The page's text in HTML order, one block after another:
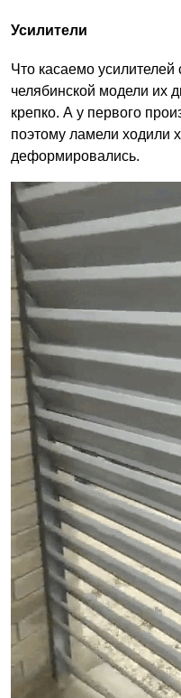
Усилители
Что касаемо усилителей
челябинской модели их
крепко. А у первого
поэтому ламели ходили
деформировались.